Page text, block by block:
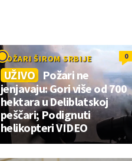
0
POŽARI ŠIROM SRBIJE
UŽIVO Požari ne
jenjavaju: Gori više od 700
hektara u Deliblatskoj
peščari; Podignuti
helikopteri VIDEO